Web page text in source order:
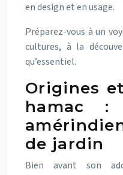
en design et en usage.
Préparez-vous à un
cultures, à la
qu’essentiel.
Origines
hamac :
de jardin
Bien avant son